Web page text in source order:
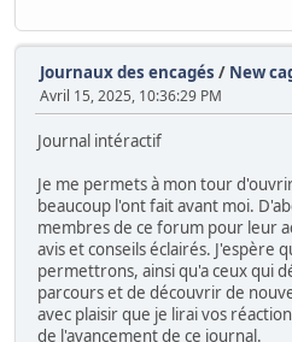
Journaux des encagés / New
Avril 15, 2025, 10:36:29 PM
Journal intéractif
Je me permets à mon tour
beaucoup l'ont fait avant moi.
membres de ce forum pour leur
avis et conseils éclairés. J'espère
permettrons, ainsi qu'a ceux qui
parcours et de découvrir de
avec plaisir que je lirai vos
de l'avancement de ce journal.